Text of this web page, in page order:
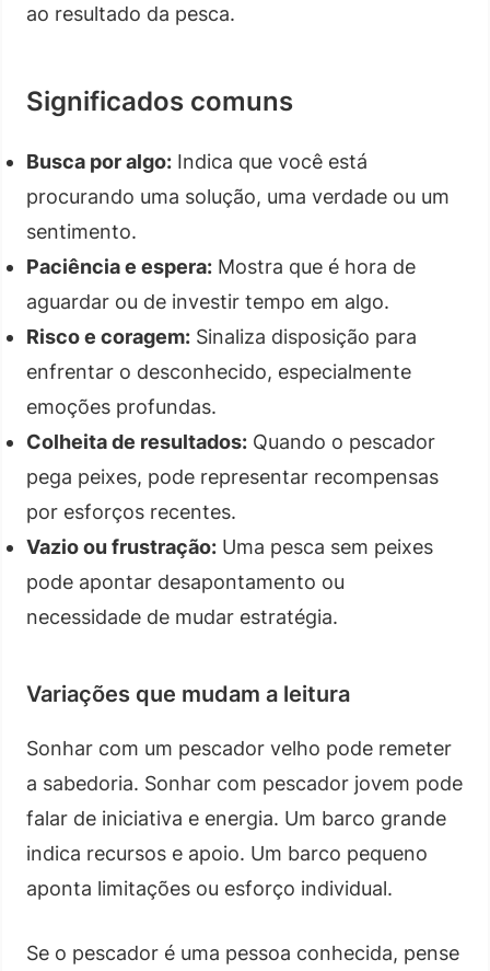
ao resultado da pesca.
Significados comuns
Busca por algo: Indica que você está
procurando uma solução, uma verdade ou um
sentimento.
Paciência e espera: Mostra que é hora de
aguardar ou de investir tempo em algo.
Risco e coragem: Sinaliza disposição para
enfrentar o desconhecido, especialmente
emoções profundas.
Colheita de resultados: Quando o pescador
pega peixes, pode representar recompensas
por esforços recentes.
Vazio ou frustração: Uma pesca sem peixes
pode apontar desapontamento ou
necessidade de mudar estratégia.
Variações que mudam a leitura
Sonhar com um pescador velho pode remeter
a sabedoria. Sonhar com pescador jovem pode
falar de iniciativa e energia. Um barco grande
indica recursos e apoio. Um barco pequeno
aponta limitações ou esforço individual.
Se o pescador é uma pessoa conhecida, pense